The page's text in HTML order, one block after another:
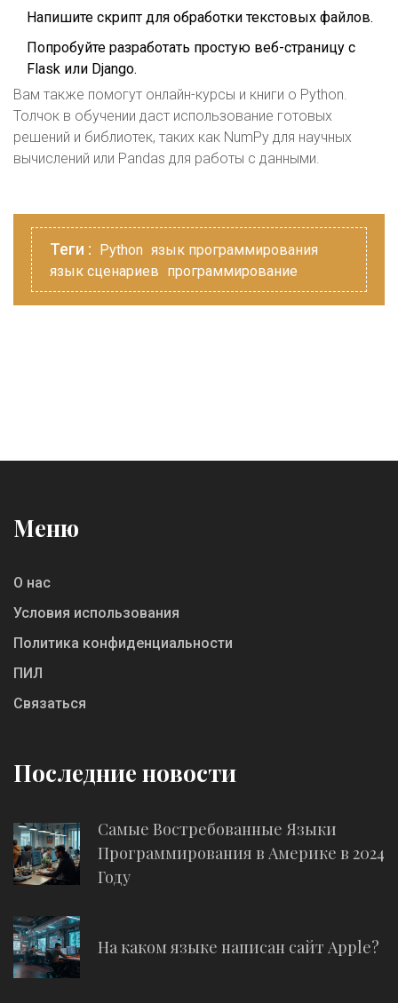
Напишите скрипт для обработки текстовых файлов.
Попробуйте разработать простую веб-страницу с
Flask или Django.
Вам также помогут онлайн-курсы и книги о Python.
Толчок в обучении даст использование готовых
решений и библиотек, таких как NumPy для научных
вычислений или Pandas для работы с данными.
Теги : Python язык программирования
язык сценариев программирование
Меню
О нас
Условия использования
Политика конфиденциальности
ПИЛ
Связаться
Последние новости
Самые Востребованные Языки
Программирования в Америке в 2024
Году
На каком языке написан сайт Apple?